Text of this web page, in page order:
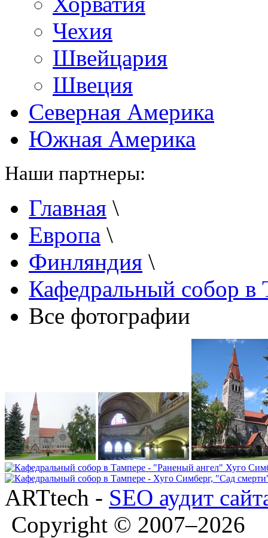
Чехия
Швейцария
Швеция
Северная Америка
Южная Америка
Наши партнеры:
Главная \
Европа \
Финляндия \
Кафедральный собор в
Все фотографии
ARTtech - SEO аудит
Copyright © 2007–2026